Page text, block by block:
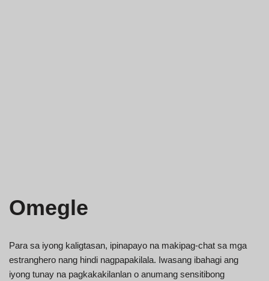
Omegle
Para sa iyong kaligtasan, ipinapayo na makipag-chat sa mga
estranghero nang hindi nagpapakilala. Iwasang ibahagi ang
iyong tunay na pagkakakilanlan o anumang sensitibong